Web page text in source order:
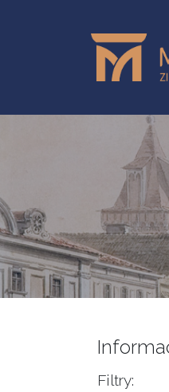
Filtry: